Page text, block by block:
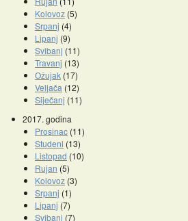
Kolovoz (5)
Srpanj (4)
Lipanj (9)
Svibanj (11)
Travanj (13)
Ožujak (17)
Veljača (12)
Siječanj (11)
2017. godina
Prosinac (11)
Studeni (13)
Listopad (10)
Rujan (5)
Kolovoz (3)
Srpanj (1)
Lipanj (7)
Svibanj (7)